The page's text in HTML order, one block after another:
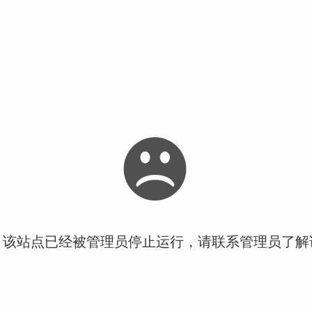
站点已经被管理员停止运行，请联系管理员了